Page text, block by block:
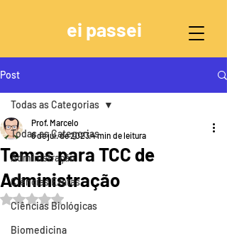
ei passei
Post
Todas as Categorias
Administração
Ciências Exatas
Ciências Biológicas
Biomedicina
Todas as Categorias
Temas para TCC de
Administração
Prof. Marcelo
6 de jul. de 20234 min de leitura
Avaliado com NaN de 5 estrelas.